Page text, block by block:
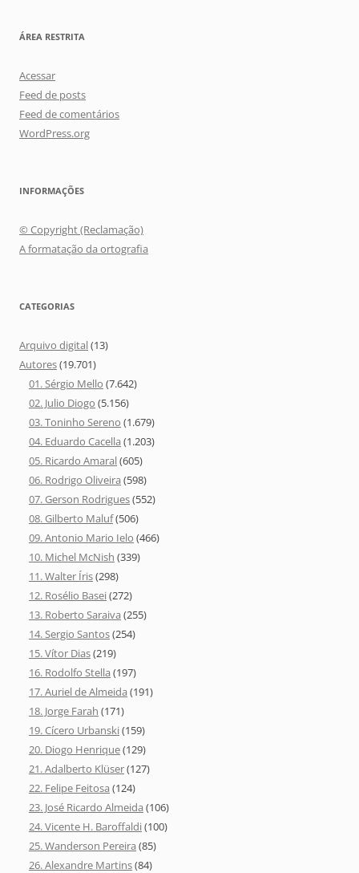
ÁREA RESTRITA
Acessar
Feed de posts
Feed de comentários
WordPress.org
INFORMAÇÕES
© Copyright (Reclamação)
A formatação da ortografia
CATEGORIAS
Arquivo digital(13)
Autores(19.701)
01. Sérgio Mello (7.642)
02. Julio Diogo (5.156)
03. Toninho Sereno (1.679)
04. Eduardo Cacella (1.203)
05. Ricardo Amaral(605)
06. Rodrigo Oliveira (598)
07. Gerson Rodrigues(552)
08. Gilberto Maluf(506)
09. Antonio Mario Ielo (466)
10. Michel McNish (339)
11. Walter Íris(298)
12. Rosélio Basei(272)
13. Roberto Saraiva (255)
14. Sergio Santos(254)
15. Vítor Dias(219)
16. Rodolfo Stella (197)
17. Auriel de Almeida (191)
18. Jorge Farah (171)
19. Cícero Urbanski(159)
20. Diogo Henrique(129)
21. Adalberto Klüser(127)
22. Felipe Feitosa (124)
23. José Ricardo Almeida (106)
24. Vicente H. Baroffaldi(100)
25. Wanderson Pereira (85)
26. Alexandre Martins(84)